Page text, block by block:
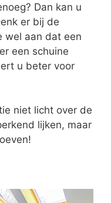
Dan kan u
er bij de
wel aan dat een
een schuine
u beter voor
niet licht over de
lijken, maar